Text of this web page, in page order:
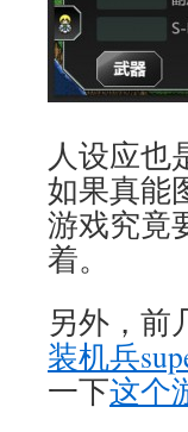
人设应也
如果真能
游戏究竟
着。
另外，前
装机兵
一下这个